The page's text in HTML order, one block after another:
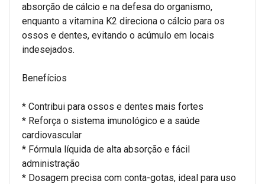
absorção de cálcio e na defesa do organismo,
enquanto a vitamina K2 direciona o cálcio para os
ossos e dentes, evitando o acúmulo em locais
indesejados.
Benefícios
* Contribui para ossos e dentes mais fortes
* Reforça o sistema imunológico e a saúde
cardiovascular
* Fórmula líquida de alta absorção e fácil
administração
* Dosagem precisa com conta-gotas, ideal para uso